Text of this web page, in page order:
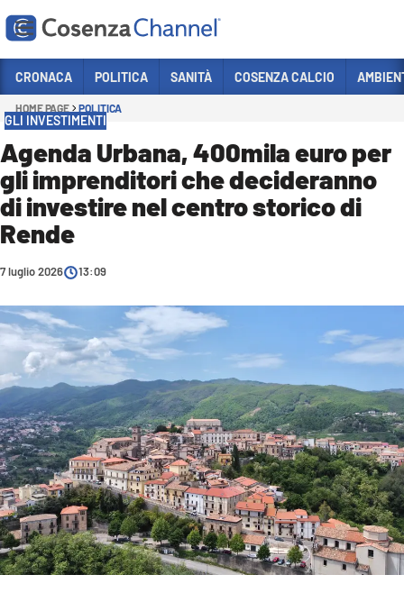
Sezioni
POLITICA
COSENZA CALCIO
ECONOMIA E LAVORO
ITALIA MONDO
SANITÀ
SPORT
CULTURA
AMBIENTE
Streaming
LAC TV
LAC NETWORK
LAC ONAIR
CRONACA POLITICA SANITÀ COSENZA CALCIO
HOME PAGE POLITICA
GLI INVESTIMENTI
Agenda Urbana, 400mila euro per
gli imprenditori che decideranno
di investire nel centro storico di
Rende
7 luglio 2026 13:09